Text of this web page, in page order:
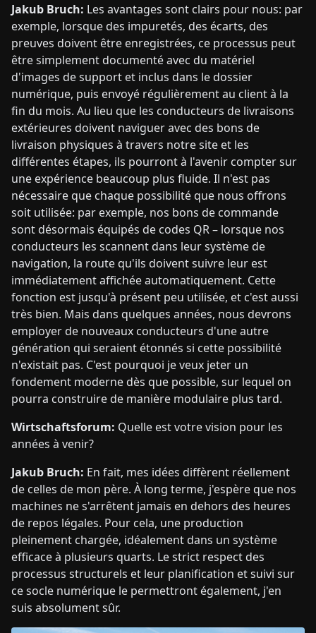
Jakub Bruch: Les avantages sont clairs pour nous: par
exemple, lorsque des impuretés, des écarts, des
preuves doivent être enregistrées, ce processus peut
être simplement documenté avec du matériel
d'images de support et inclus dans le dossier
numérique, puis envoyé régulièrement au client à la
fin du mois. Au lieu que les conducteurs de livraisons
extérieures doivent naviguer avec des bons de
livraison physiques à travers notre site et les
différentes étapes, ils pourront à l'avenir compter sur
une expérience beaucoup plus fluide. Il n'est pas
nécessaire que chaque possibilité que nous offrons
soit utilisée: par exemple, nos bons de commande
sont désormais équipés de codes QR – lorsque nos
conducteurs les scannent dans leur système de
navigation, la route qu'ils doivent suivre leur est
immédiatement affichée automatiquement. Cette
fonction est jusqu'à présent peu utilisée, et c'est aussi
très bien. Mais dans quelques années, nous devrons
employer de nouveaux conducteurs d'une autre
génération qui seraient étonnés si cette possibilité
n'existait pas. C'est pourquoi je veux jeter un
fondement moderne dès que possible, sur lequel on
pourra construire de manière modulaire plus tard.
Wirtschaftsforum: Quelle est votre vision pour les
années à venir?
Jakub Bruch: En fait, mes idées diffèrent réellement
de celles de mon père. À long terme, j'espère que nos
machines ne s'arrêtent jamais en dehors des heures
de repos légales. Pour cela, une production
pleinement chargée, idéalement dans un système
efficace à plusieurs quarts. Le strict respect des
processus structurels et leur planification et suivi sur
ce socle numérique le permettront également, j'en
suis absolument sûr.